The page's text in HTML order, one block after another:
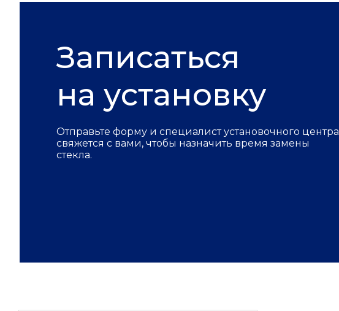
Записаться
на установку
Отправьте форму и специалист установочного центра
свяжется с вами, чтобы назначить время замены
стекла.